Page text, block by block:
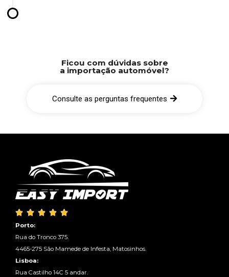
Ficou com dúvidas sobre
a importação automóvel?
Consulte as perguntas frequentes
    
Porto:
Rua do Tronco 375.
4465-275 São Mamede de Infesta, Matosinhos.
Lisboa:
Rua Castilho 14C 5 andar.